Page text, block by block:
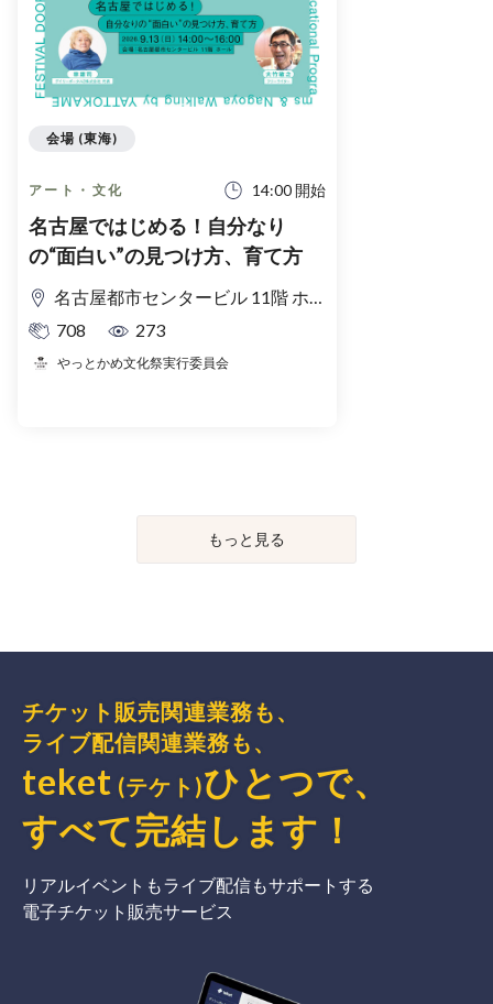
アート・文化 14:00 開始
名古屋ではじめる！自分なり
の“面白い”の見つけ方、育て方
名古屋都市センタービル 11階 ホール
708
273
やっとかめ文化祭実行委員会
会場 (東海)
もっと見る
チケット販売関連業務も、
ライブ配信関連業務も、
teket (テケト)ひとつで、
すべて完結 します ！
リアルイベントもライブ配信もサポートする
電子チケット販売サービス